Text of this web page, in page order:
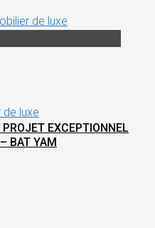
de luxe
luxe
EXCEPTIONNEL
BAT YAM